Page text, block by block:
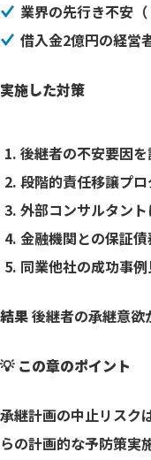
業界の先行き不安（
借入金2億円の経営
実施した対策
後継者の不安要因
段階的責任移譲プ
外部コンサルタン
金融機関との保証
同業他社の成功事
結果後継者の承継意欲
💡 この章のポイント
承継計画の中止リスク
らの計画的な予防策実